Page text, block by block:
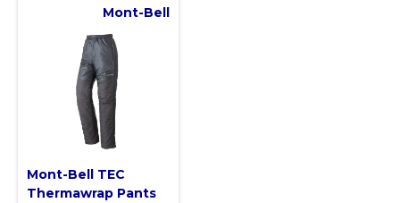
Mont-Bell
Mont-Bell TEC
Thermawrap Pants